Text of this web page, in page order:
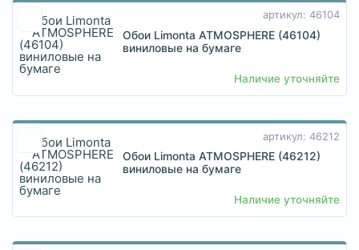
артикул: 46104
Обои Limonta ATMOSPHERE (46104)
виниловые на бумаге
Наличие уточняйте
артикул: 46212
Обои Limonta ATMOSPHERE (46212)
виниловые на бумаге
Наличие уточняйте